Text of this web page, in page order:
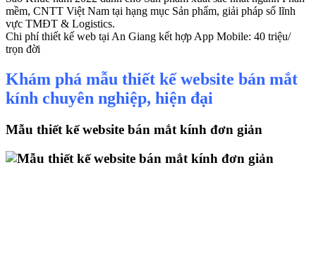
mềm, CNTT Việt Nam tại hạng mục Sản phẩm, giải pháp số lĩnh
vực TMĐT & Logistics.
Chi phí thiết kế web tại An Giang kết hợp App Mobile: 40 triệu/
trọn đời
Khám phá mẫu thiết kế website bán mắt
kính chuyên nghiệp, hiện đại
Mẫu thiết kế website bán mắt kính đơn giản